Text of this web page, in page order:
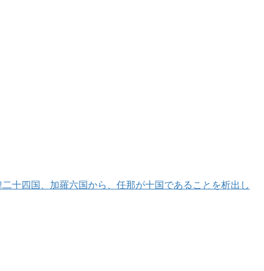
十四国、加羅六国から、任那が十国であることを析出し